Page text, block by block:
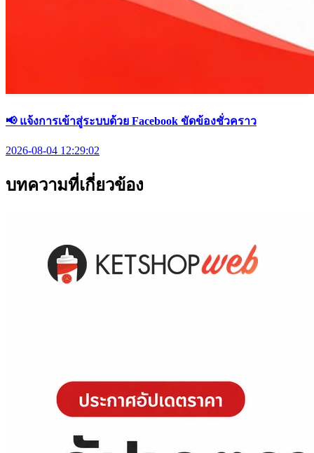
📢 แจ้งการเข้าสู่ระบบด้วย Facebook ขัดข้องชั่วคราว
2026-08-04 12:29:02
บทความที่เกี่ยวข้อง